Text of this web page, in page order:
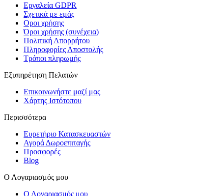
Εργαλεία GDPR
Σχετικά με εμάς
Οροι χρήσης
Όροι χρήσης (συνέχεια)
Πολιτική Απορρήτου
Πληροφορίες Αποστολής
Τρόποι πληρωμής
Εξυπηρέτηση Πελατών
Επικοινωνήστε μαζί μας
Χάρτης Ιστότοπου
Περισσότερα
Ευρετήριο Κατασκευαστών
Αγορά Δωροεπιταγής
Προσφορές
Blog
Ο Λογαριασμός μου
Ο Λογαριασμός μου